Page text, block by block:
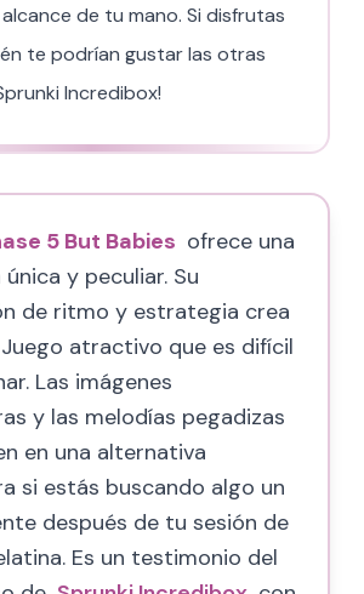
de tu mano. Si disfrutas
te podrían gustar las otras
Incredibox!
5 But Babies ofrece una
y peculiar. Su
de ritmo y estrategia crea
atractivo que es difícil
Las imágenes
y las melodías pegadizas
en una alternativa
si estás buscando algo un
después de tu sesión de
Es un testimonio del